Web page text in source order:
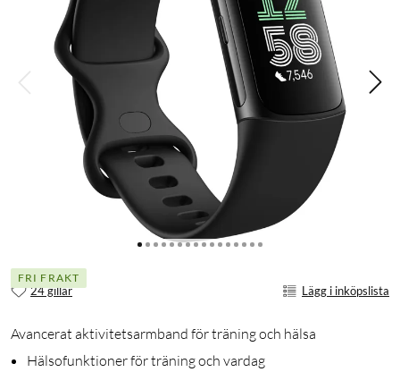
FRI FRAKT
24 gillar Lägg i inköpslista
Avancerat aktivitetsarmband för träning och hälsa
Hälsofunktioner för träning och vardag